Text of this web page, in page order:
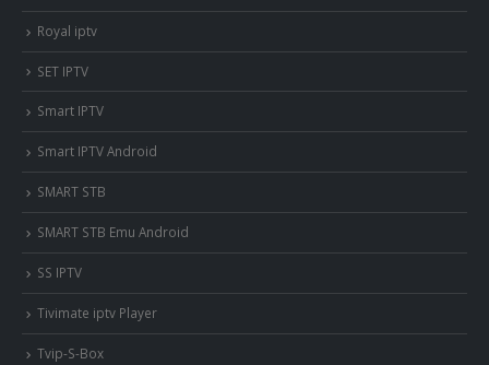
Royal iptv
SET IPTV
Smart IPTV
Smart IPTV Android
SMART STB
SMART STB Emu Android
SS IPTV
Tivimate iptv Player
Tvip-S-Box